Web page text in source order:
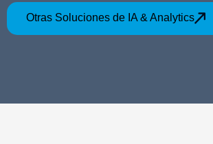
Otras Soluciones de IA & Analytics